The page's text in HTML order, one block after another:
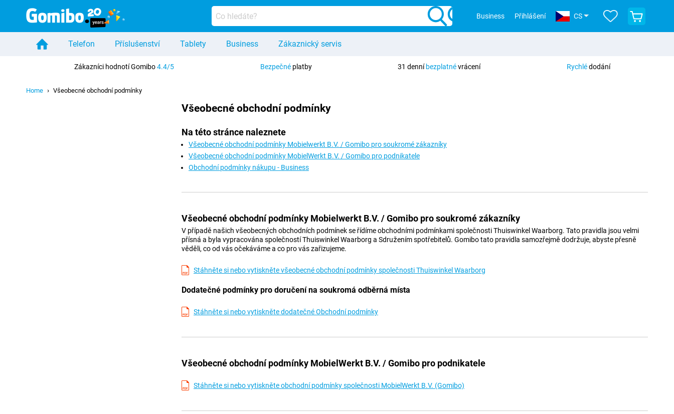
Business Přihlášení CS
Zobrazit
nákupní
košík
Telefon Příslušenství Tablety Business Zákaznický servis
Zákazníci hodnotí Gomibo4.4/5 Bezpečnéplatby 31 denní bezplatnévrácení Rychlédodání
Home Všeobecné obchodní podmínky
Všeobecné obchodní podmínky
Na této stránce naleznete
Všeobecné obchodní podmínky Mobielwerkt B.V. / Gomibo pro soukromé zákazníky
Všeobecné obchodní podmínky MobielWerkt B.V. / Gomibo pro podnikatele
Obchodní podmínky nákupu - Business
Všeobecné obchodní podmínky Mobielwerkt B.V. / Gomibo pro soukromé zákazníky
V případě našich všeobecných obchodních podmínek se řídíme obchodními podmínkami společnosti Thuiswinkel Waarborg. Tato pravidla jsou velmi
přísná a byla vypracována společností Thuiswinkel Waarborg a Sdružením spotřebitelů. Gomibo tato pravidla samozřejmě dodržuje, abyste přesně
věděli, co od vás očekáváme a co pro vás zařizujeme.
Stáhněte si nebo vytiskněte všeobecné obchodní podmínky společnosti Thuiswinkel Waarborg
Dodatečné podmínky pro doručení na soukromá odběrná místa
Stáhněte si nebo vytiskněte dodatečné Obchodní podmínky
Všeobecné obchodní podmínky MobielWerkt B.V. / Gomibo pro podnikatele
Stáhněte si nebo vytiskněte obchodní podmínky společnosti MobielWerkt B.V. (Gomibo)